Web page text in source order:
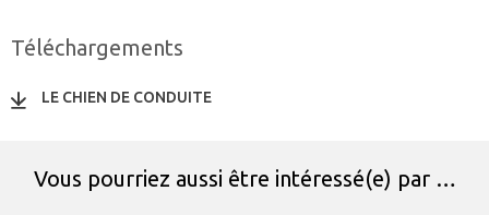
Téléchargements
LE CHIEN DE CONDUITE
Vous pourriez aussi être intéressé(e) par …